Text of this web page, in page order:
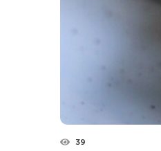
39